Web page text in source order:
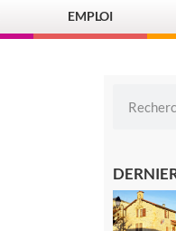
EMPLOI